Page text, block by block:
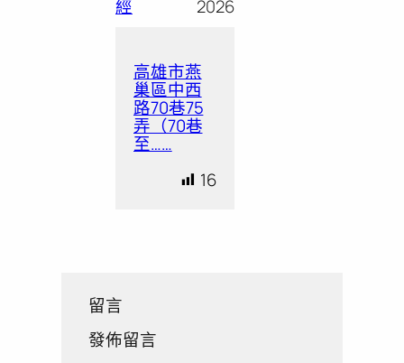
經
2026
高雄市燕
巢區中西
路70巷75
弄（70巷
至……
16
留言
發佈留言